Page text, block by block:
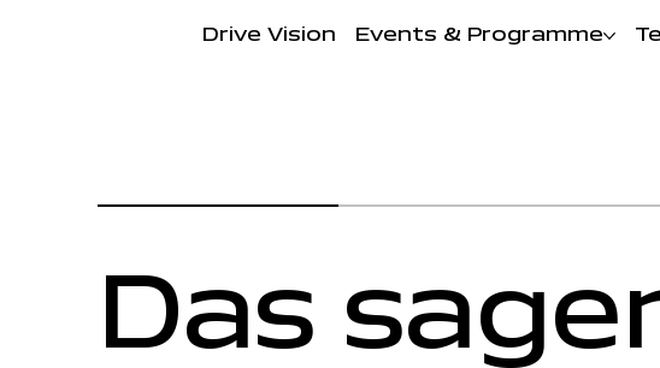
Drive Vision Events & Programme
Das